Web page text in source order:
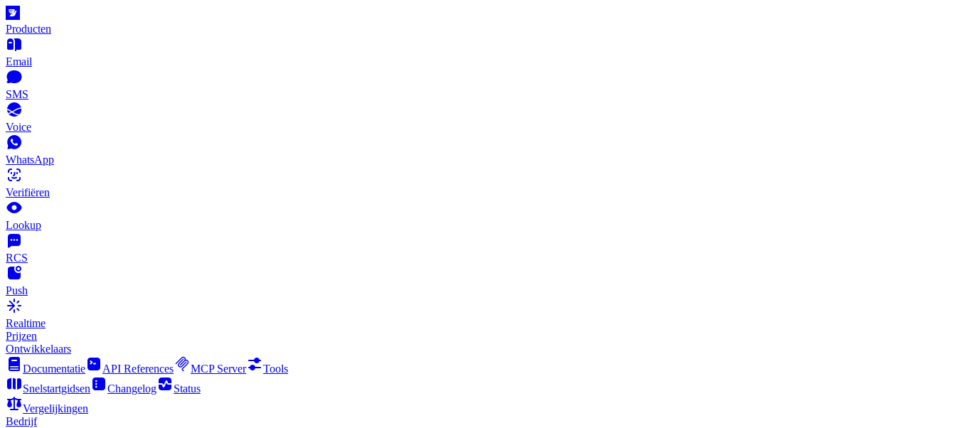
Producten
Email
SMS
Voice
WhatsApp
Verifiëren
Lookup
RCS
Push
Realtime
Prijzen
Ontwikkelaars
Documentatie
API References MCP Server
Tools
Snelstartgidsen
Changelog
Status
Vergelijkingen
Bedrijf